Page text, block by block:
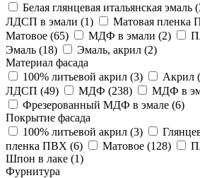
Белая глянцевая итальянская эмаль (
ЛДСП в эмали (1) Матовая пленка
Матовое (65) МДФ в эмали (2)
Эмаль (18) Эмаль, акрил (2)
Материал фасада
100% литьевой акрил (3) Акрил (
ЛДСП (49) МДФ (238) МДФ в
Фрезерованный МДФ в эмале (6)
Покрытие фасада
100% литьевой акрил (3)
пленка ПВХ (6) Матовое (128)
Шпон в лаке (1)
Фурнитура